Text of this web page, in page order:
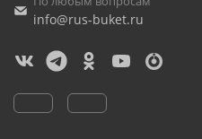
info@rus-buket.ru